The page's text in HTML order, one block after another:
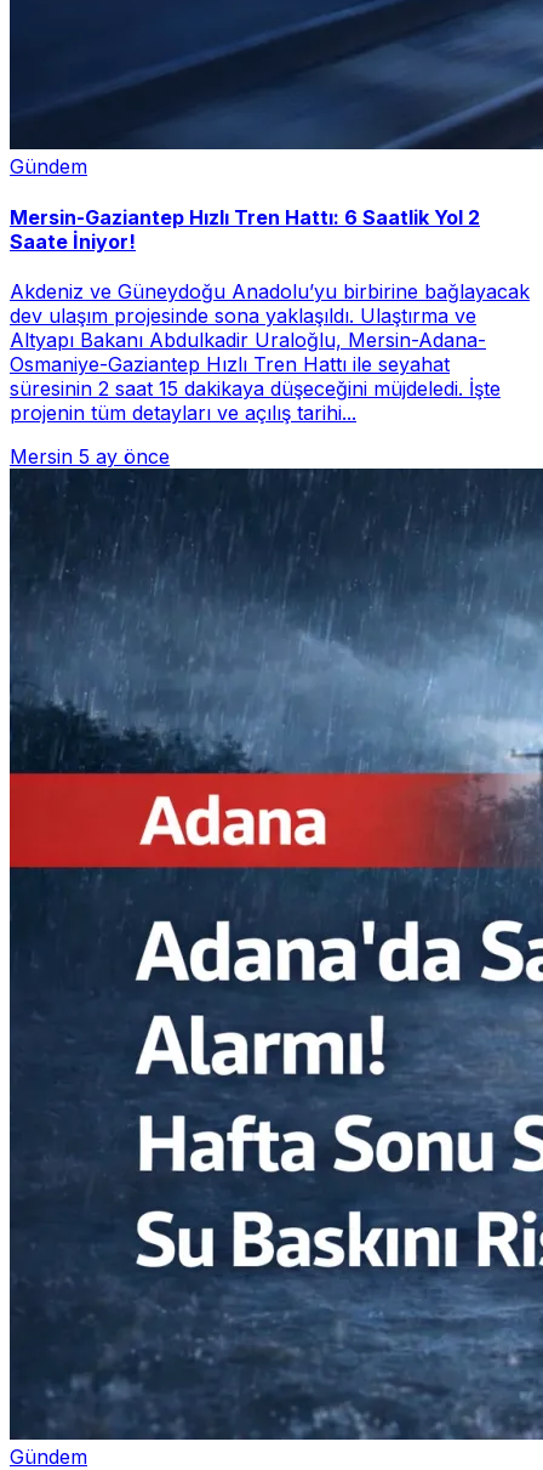
Gündem
Mersin-Gaziantep Hızlı Tren Hattı: 6 Saatlik Yol 2
Saate İniyor!
Akdeniz ve Güneydoğu Anadolu’yu birbirine bağlayacak
dev ulaşım projesinde sona yaklaşıldı. Ulaştırma ve
Altyapı Bakanı Abdulkadir Uraloğlu, Mersin-Adana-
Osmaniye-Gaziantep Hızlı Tren Hattı ile seyahat
süresinin 2 saat 15 dakikaya düşeceğini müjdeledi. İşte
projenin tüm detayları ve açılış tarihi...
Mersin 5 ay önce
Gündem